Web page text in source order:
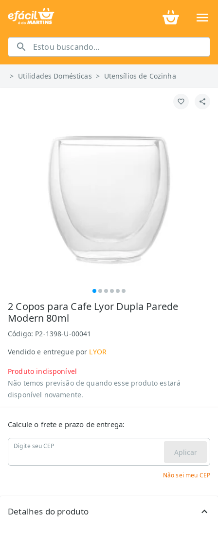
> Utilidades Domésticas > Utensílios de Cozinha
2 Copos para Cafe Lyor Dupla Parede
Modern 80ml
Código: P2-1398-U-00041
Vendido e entregue por LYOR
Produto indisponível
Não temos previsão de quando esse produto estará
disponível novamente.
Calcule o frete e prazo de entrega:
Digite seu CEP
Aplicar
Não sei meu CEP
Detalhes do produto